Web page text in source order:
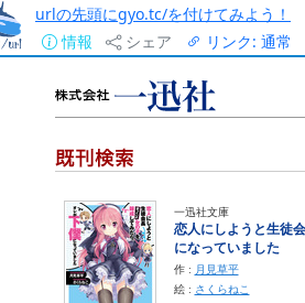
urlの先頭にgyo.tc/を付けてみよう！
情報
シェア リンク: 通常